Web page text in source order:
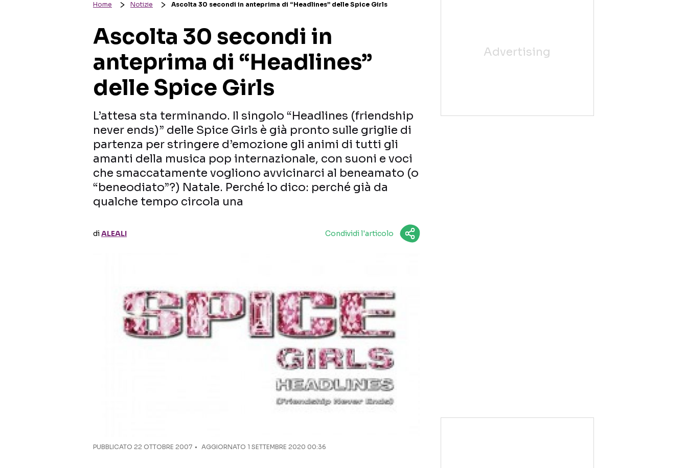
Home Notizie Ascolta 30 secondi in anteprima di “Headlines” delle Spice Girls
Ascolta 30 secondi in
anteprima di “Headlines”
delle Spice Girls
L’attesa sta terminando. Il singolo “Headlines (friendship
never ends)” delle Spice Girls è già pronto sulle griglie di
partenza per stringere d’emozione gli animi di tutti gli
amanti della musica pop internazionale, con suoni e voci
che smaccatamente vogliono avvicinarci al beneamato (o
“beneodiato”?) Natale. Perché lo dico: perché già da
qualche tempo circola una
diALEALI Condividi l'articolo
PUBBLICATO 22 OTTOBRE 2007 AGGIORNATO 1 SETTEMBRE 2020 00:36